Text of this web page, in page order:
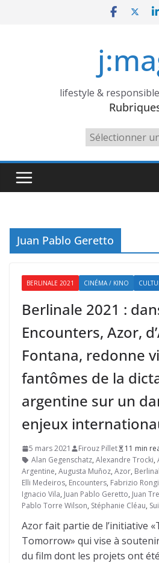
lifestyle &
Rubriques
Juan Pablo Geretto
BERLINALE 2021 CINÉMA / KINO
Berlinale 2021 :
Encounters, Azor,
Fontana, redonne
fantômes de la
argentine sur un
enjeux
5 mars 2021 Firouz Pillet
11 min
Alan Gegenschatz, Alexandre Trocki,
Argentine, Augusta Muñoz, Azor,
Elli Medeiros, Encounters, Fabrizio
Ignacio Vila, Juan Pablo Geretto, Juan
Pablo Torre Wilson, Stéphanie Cléau,
Azor fait partie de l’initiative
Tomorrow» qui vise à
du film dont les projets ont